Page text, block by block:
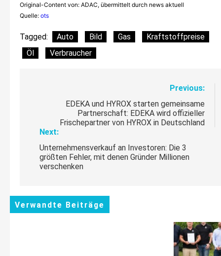
Original-Content von: ADAC, übermittelt durch news aktuell
Quelle: ots
Tagged: Auto Bild Gas
Kraftstoffpreise
Öl
Verbraucher
Previous:
EDEKA und HYROX starten gemeinsame
Partnerschaft: EDEKA wird offizieller
Frischepartner von HYROX in Deutschland
Next:
Unternehmensverkauf an Investoren: Die 3
größten Fehler, mit denen Gründer Millionen
verschenken
Verwandte Beiträge